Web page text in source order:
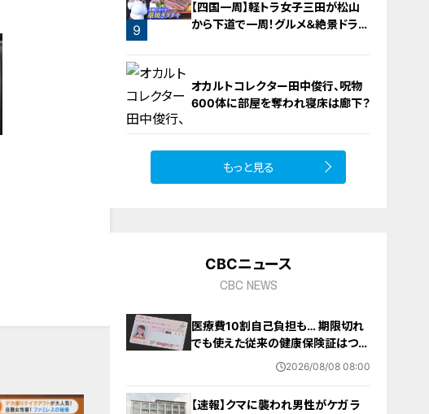
9
【四国一周】軽トラ女子三田が松山
から下道で一周！グルメ＆絶景ドライ
オカルトコレクター田中俊行、呪物
600体に部屋を奪われ寝床は廊下？
もっと見る
CBCニュース
CBC NEWS
医療費10割自己負担も… 期限切れ
でも使えた従来の健康保険証はつい
に終了 8月以降起こりうるマイナ保
2026/08/08 08:00
【速報】クマに襲われ男性がケガ ラ